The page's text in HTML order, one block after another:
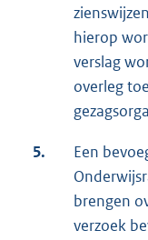
hierop
verslag
overleg
5.
Een
brengen
verzoek